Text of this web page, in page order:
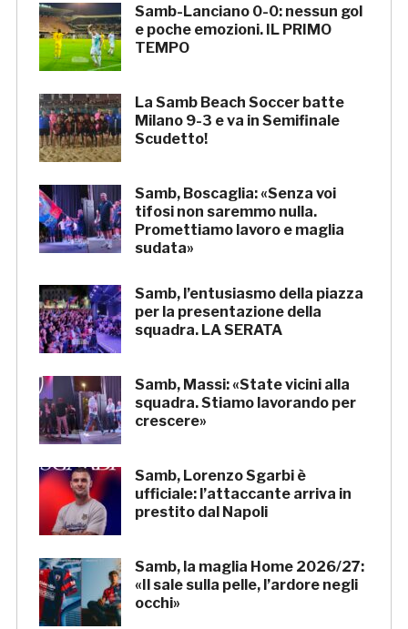
Samb-Lanciano 0-0: nessun gol
e poche emozioni. IL PRIMO
TEMPO
La Samb Beach Soccer batte
Milano 9-3 e va in Semifinale
Scudetto!
Samb, Boscaglia: «Senza voi
tifosi non saremmo nulla.
Promettiamo lavoro e maglia
sudata»
Samb, l’entusiasmo della piazza
per la presentazione della
squadra. LA SERATA
Samb, Massi: «State vicini alla
squadra. Stiamo lavorando per
crescere»
Samb, Lorenzo Sgarbi è
ufficiale: l’attaccante arriva in
prestito dal Napoli
Samb, la maglia Home 2026/27:
«Il sale sulla pelle, l’ardore negli
occhi»